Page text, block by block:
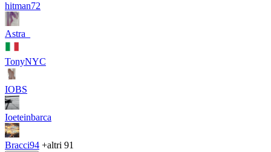
hitman72
Astra_
TonyNYC
IOBS
Ioeteinbarca
Bracci94 +altri 91